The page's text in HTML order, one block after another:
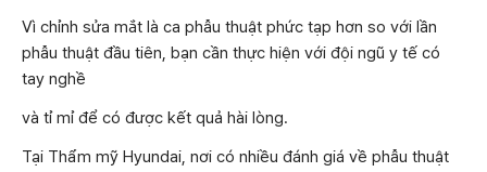
Vì chỉnh sửa mắt là ca phẫu thuật phức tạp hơn so với lần
phẫu thuật đầu tiên, bạn cần thực hiện với đội ngũ y tế có
tay nghề
và tỉ mỉ để có được kết quả hài lòng.
Tại Thẩm mỹ Hyundai, nơi có nhiều đánh giá về phẫu thuật